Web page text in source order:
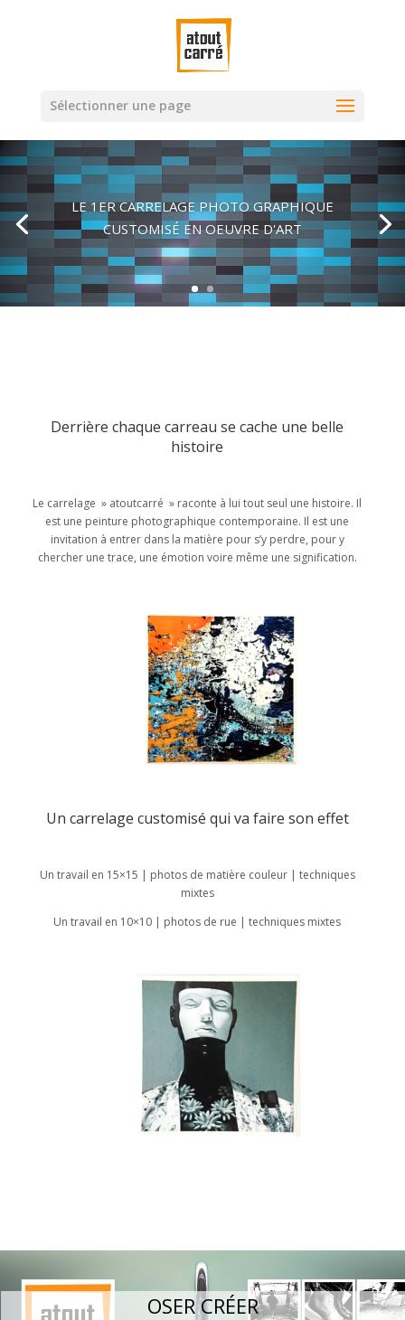
Sélectionner une page
LE 1ER CARRELAGE PHOTO GRAPHIQUE
CUSTOMISÉ EN OEUVRE D'ART
Lecteur
Derrière chaque carreau se cache une belle
histoire
Le carrelage » atoutcarré » raconte à lui tout seul une histoire. Il
est une peinture photographique contemporaine. Il est une
invitation à entrer dans la matière pour s’y perdre, pour y
chercher une trace, une émotion voire même une signification.
Un carrelage customisé qui va faire son effet
Un travail en 15×15 | photos de matière couleur | techniques
mixtes
Un travail en 10×10 | photos de rue | techniques mixtes
OSER CRÉER